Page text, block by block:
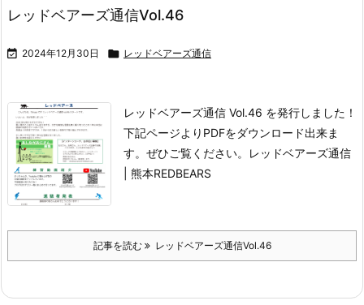
レッドベアーズ通信Vol.46
 2024年12月30日  レッドベアーズ通信
レッドベアーズ通信 Vol.46 を発行しました！
下記ページよりPDFをダウンロード出来ま
す。 ぜひご覧ください。
レッドベアーズ通信
| 熊本REDBEARS
記事を読む レッドベアーズ通信Vol.46